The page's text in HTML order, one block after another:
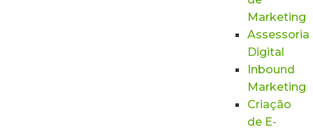
Marketing
Assessoria
Digital
Inbound
Marketing
Criação
de E-